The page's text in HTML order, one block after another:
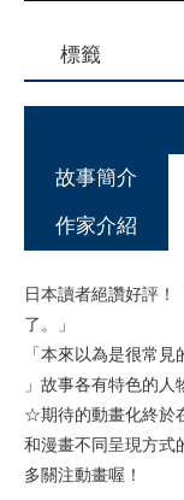
標籤
故事簡介
作家介紹
日本讀者絕讚好評！
了。」
「本來以為是很常
」故事各有特色的人
☆期待的動畫化終於
和漫畫不同呈現方式
多關注動畫喔！